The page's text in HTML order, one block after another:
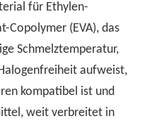
für Ethylen-
Copolymer (EVA), das
Schmelztemperatur,
aufweist,
kompatibel ist und
weit verbreitet in